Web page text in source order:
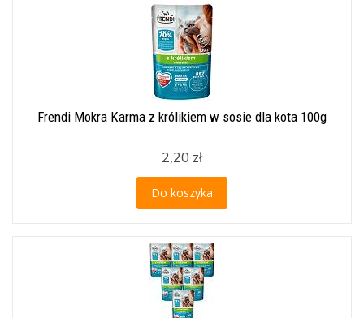
Frendi Mokra Karma z królikiem w sosie dla kota 100g
2,20 zł
Do koszyka